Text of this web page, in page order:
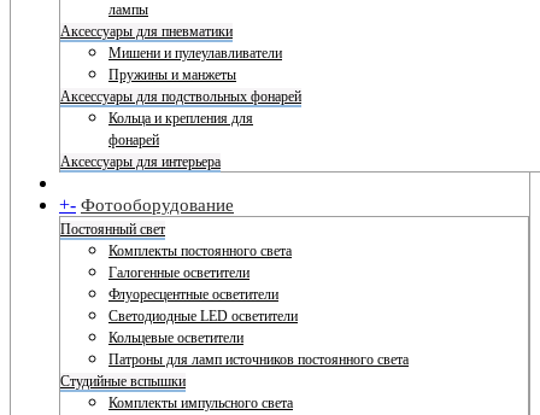
лампы
Аксессуары для пневматики
Мишени и пулеулавливатели
Пружины и манжеты
Аксессуары для подствольных фонарей
Кольца и крепления для
фонарей
Аксессуары для интерьера
+- Фотооборудование
Постоянный свет
Комплекты постоянного света
Галогенные осветители
Флуоресцентные осветители
Светодиодные LED осветители
Кольцевые осветители
Патроны для ламп источников постоянного света
Студийные вспышки
Комплекты импульсного света